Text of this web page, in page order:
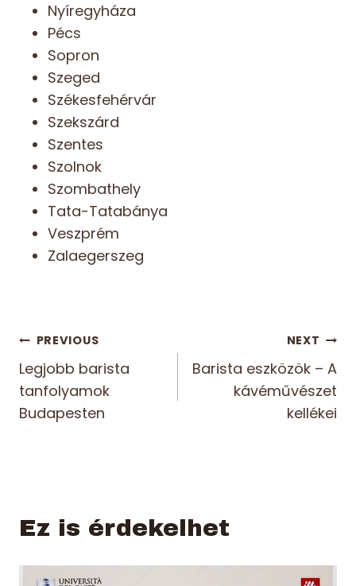
Nyíregyháza
Pécs
Sopron
Szeged
Székesfehérvár
Szekszárd
Szentes
Szolnok
Szombathely
Tata-Tatabánya
Veszprém
Zalaegerszeg
Bejegyzés
navigáció
PREVIOUS
Legjobb barista
tanfolyamok
Budapesten
NEXT
Barista eszközök – A
kávéművészet
kellékei
Ez is érdekelhet